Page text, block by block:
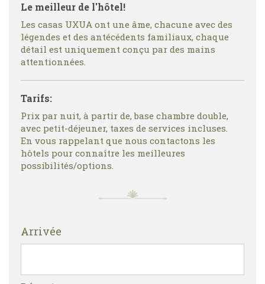
Le meilleur de l'hôtel!
Les casas UXUA ont une âme, chacune avec des
légendes et des antécédents familiaux, chaque
détail est uniquement conçu par des mains
attentionnées.
Tarifs:
Prix par nuit, à partir de, base chambre double,
avec petit-déjeuner, taxes de services incluses.
En vous rappelant que nous contactons les
hôtels pour connaître les meilleures
possibilités/options.
Arrivée